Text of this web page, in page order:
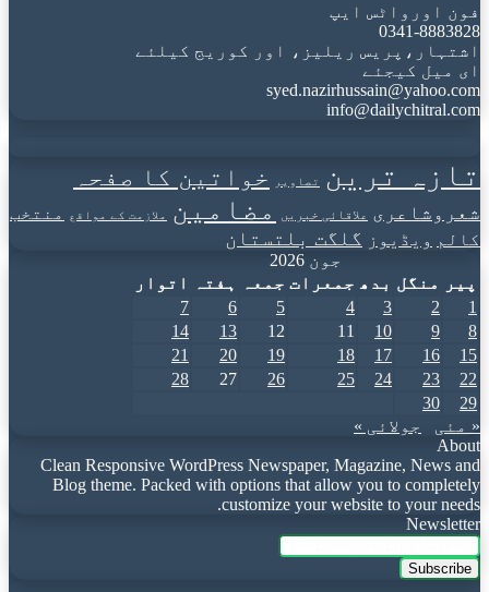
فون اورواٹس ایپ
0341-8883828
اشتہار،پریس ریلیز، اور کوریج کیلئے
ای میل کیجئے
syed.nazirhussain@yahoo.com
info@dailychitral.com
تازہ ترین تصاویر خواتین کا صفحہ
شعروشاعری علاقائی خبریں مضامین ملازمت کے مواقع
منتخب
کالم ویڈیوز گلگت بلتستان
جون 2026
پیر
منگل بدھ جمعرات جمعہ ہفتہ
اتوار
1
2
3
4
5
6
7
8
9
10
11
12
13
14
15
16
17
18
19
20
21
22
23
24
25
26
27
28
29
30
« مئی
جولائی »
About
Clean Responsive WordPress Newspaper, Magazine, News and
Blog theme. Packed with options that allow you to completely
customize your website to your needs.
Newsletter
Enter
your
Email